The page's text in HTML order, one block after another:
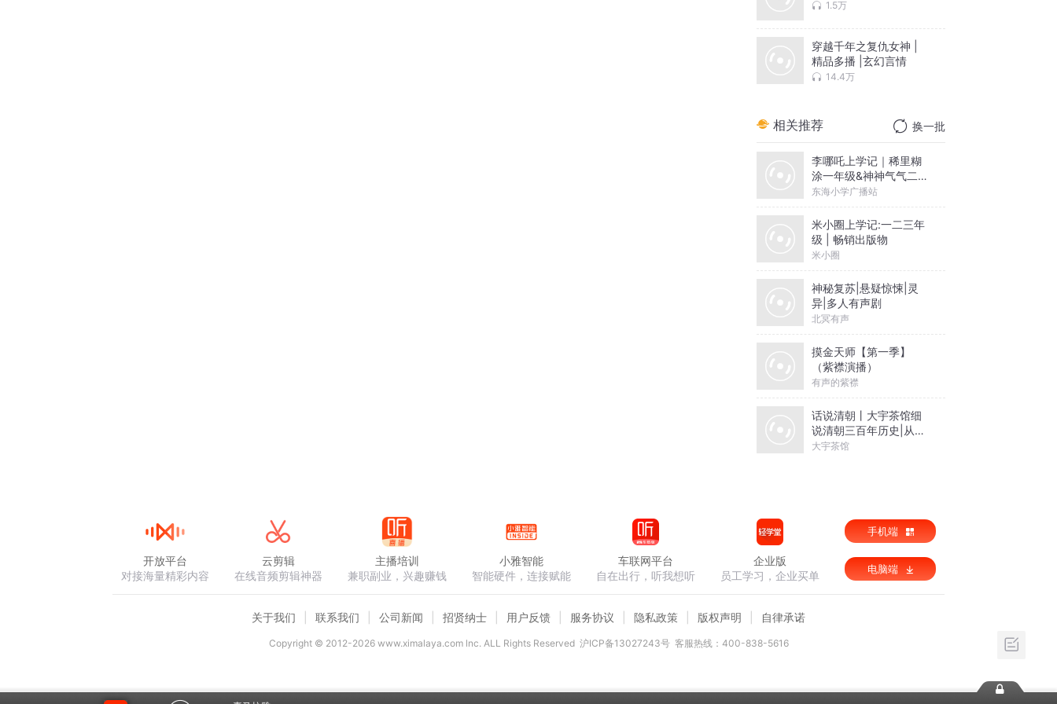
1.5万
穿越千年之复仇女神 |
精品多播 |玄幻言情
14.4万
相关推荐 换一批
李哪吒上学记｜稀里糊
涂一年级&神神气气二年
级
东海小学广播站
米小圈上学记:一二三年
级 | 畅销出版物
米小圈
神秘复苏|悬疑惊悚|灵
异|多人有声剧
北冥有声
摸金天师【第一季】
（紫襟演播）
有声的紫襟
话说清朝丨大宇茶馆细
说清朝三百年历史|从努
尔哈赤到末代皇帝溥仪|
大宇茶馆
开放平台
对接海量精彩内容
云剪辑
在线音频剪辑神器
主播培训
兼职副业，兴趣赚钱
小雅智能
智能硬件，连接赋能
车联网平台
自在出行，听我想听
企业版
员工学习，企业买单
手机端
电脑端
关于我们 联系我们 公司新闻 招贤纳士 用户反馈 服务协议 隐私政策 版权声明 自律承诺
Copyright © 2012-2026www.ximalaya.com lnc. ALL Rights Reserved 沪ICP备13027243号 客服热线：400-838-5616